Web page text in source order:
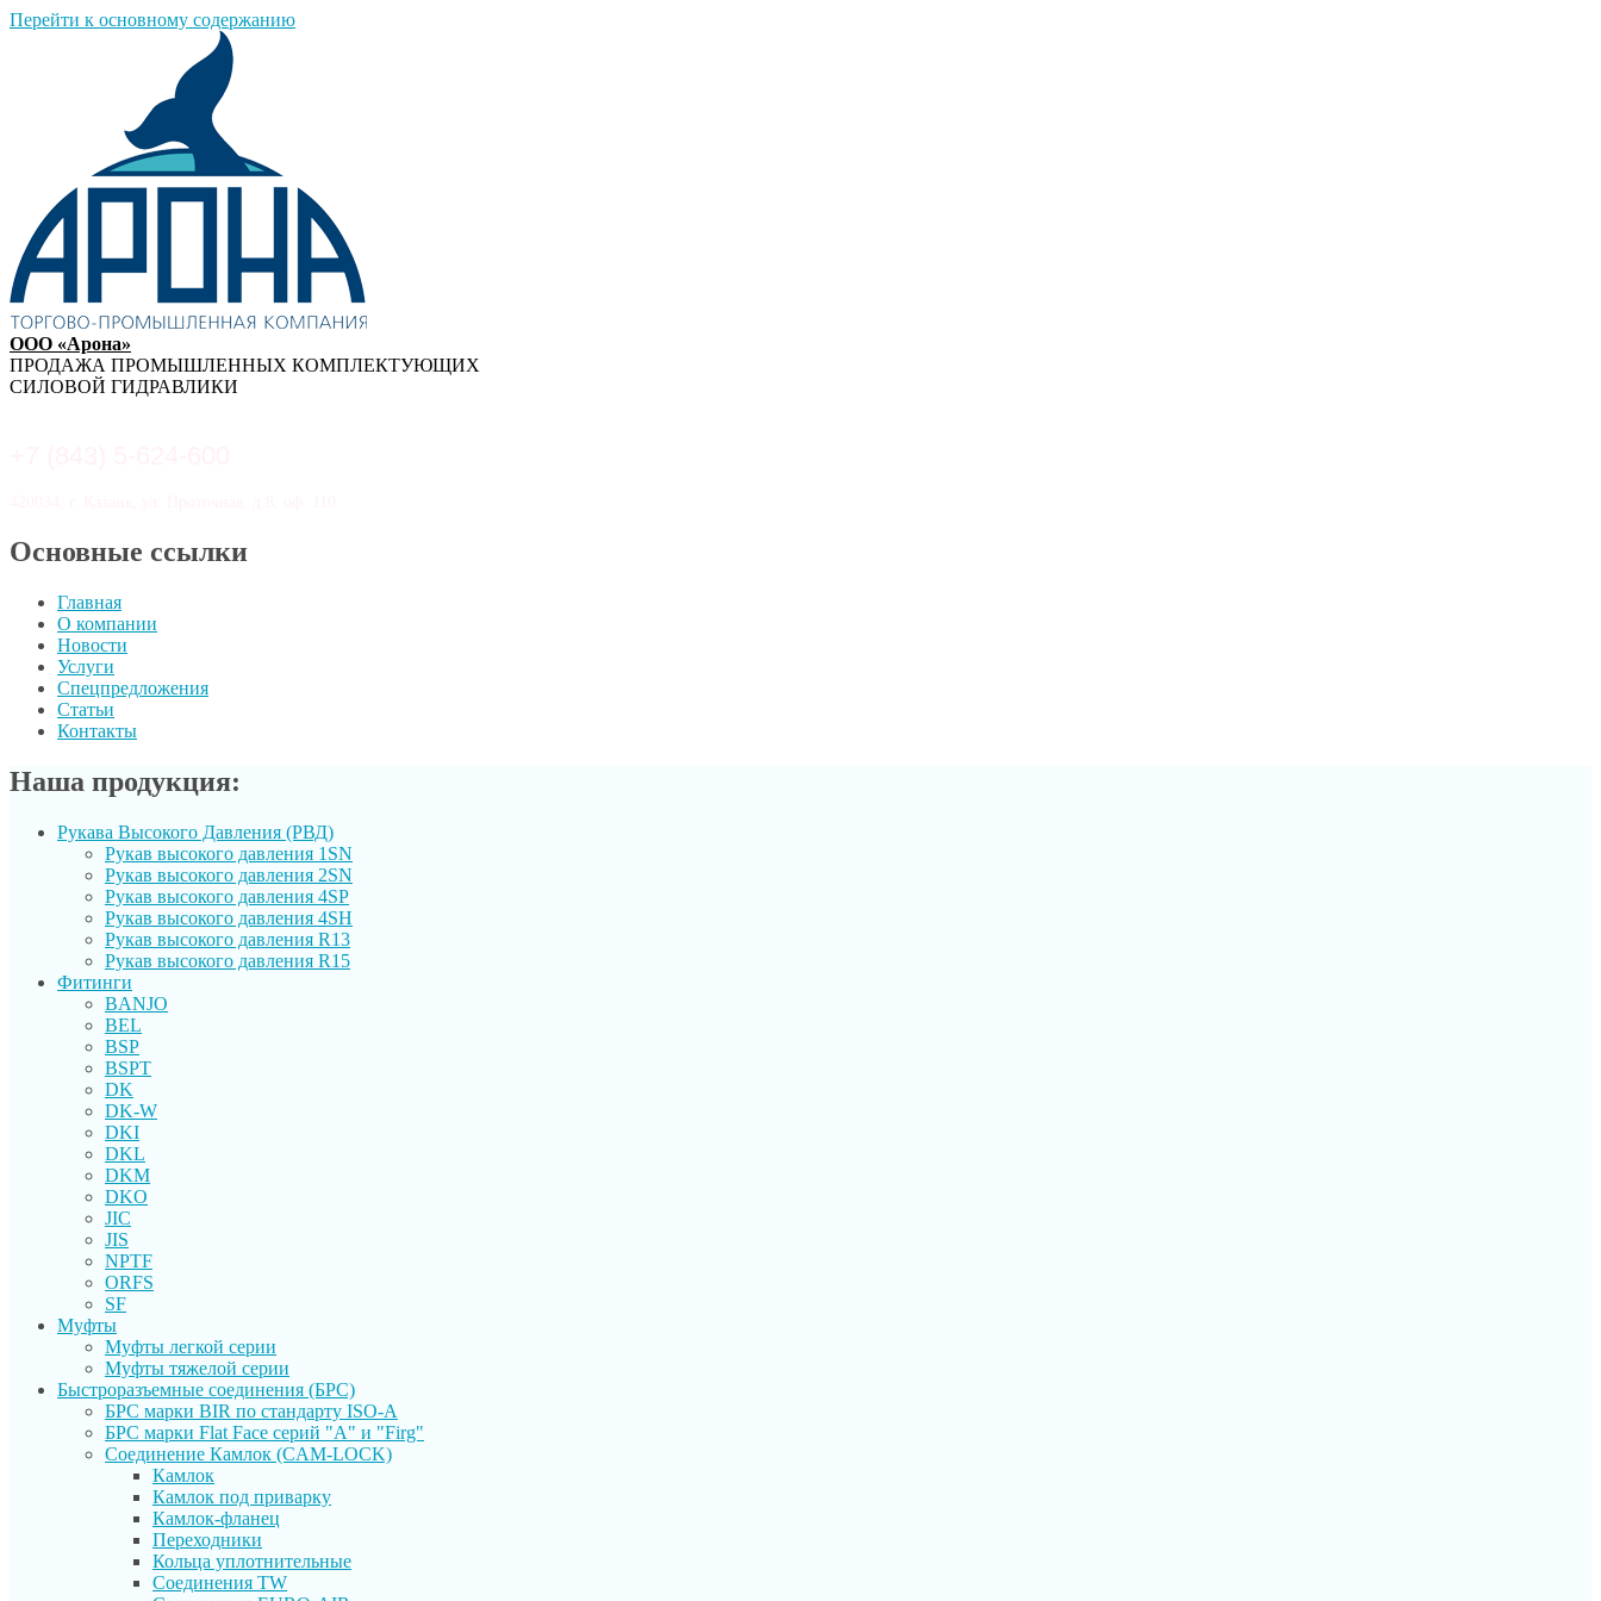
Перейти к основному содержанию
ООО «Арона»
ПРОДАЖА ПРОМЫШЛЕННЫХ КОМПЛЕКТУЮЩИХ
СИЛОВОЙ ГИДРАВЛИКИ
Основные ссылки
Главная
О компании
Новости
Услуги
Спецпредложения
Статьи
Контакты
Наша продукция:
Рукава Высокого Давления (РВД)
Рукав выcокого давления 1SN
Рукав высокого давления 2SN
Рукав высокого давления 4SP
Рукав высокого давления 4SH
Рукав высокого давления R13
Рукав высокого давления R15
Фитинги
BANJO
BEL
BSP
BSPT
DK
DK-W
DKI
DKL
DKM
DKO
JIC
JIS
NPTF
ORFS
SF
Муфты
Муфты легкой серии
Муфты тяжелой серии
Быстроразъемные соединения (БРС)
БРС марки BIR по стандарту ISO-A
БРС марки Flat Face серий "А" и "Firg"
Соединение Камлок (CAM-LOCK)
Камлок
Камлок под приварку
Камлок-фланец
Переходники
Кольца уплотнительные
Соединения TW